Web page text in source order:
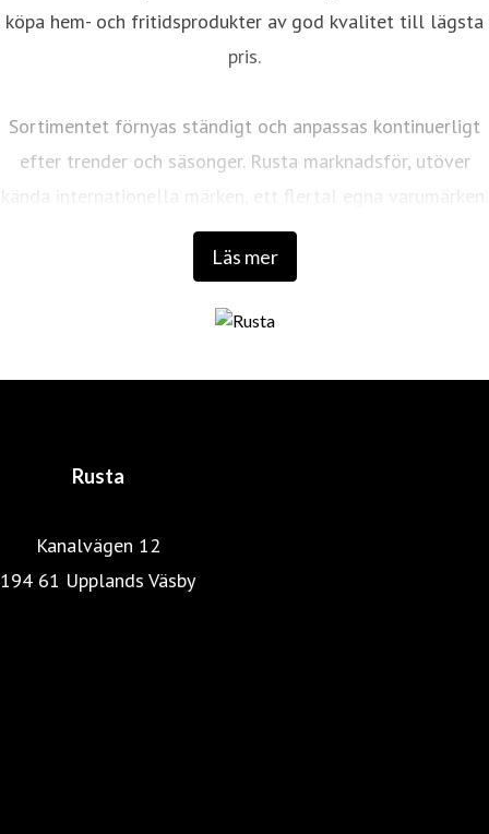
Läs mer
köpa hem- och fritidsprodukter av god kvalitet till lägsta
pris.
Sortimentet förnyas ständigt och anpassas kontinuerligt
efter trender och säsonger. Rusta marknadsför, utöver
kända internationella märken, ett flertal egna varumärken.
Det första varuhuset öppnades 1986 av entreprenörerna
fortfarande är företagets huvudägare. De har båda en
Rusta
Kanalvägen 12
194 61 Upplands Väsby